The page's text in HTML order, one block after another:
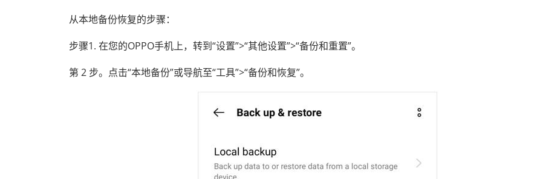
从本地备份恢复的步骤：
步骤1. 在您的OPPO手机上，转到“设置”>“其他设置”>“备份和重置”。
第 2 步。点击“本地备份”或导航至“工具”>“备份和恢复”。